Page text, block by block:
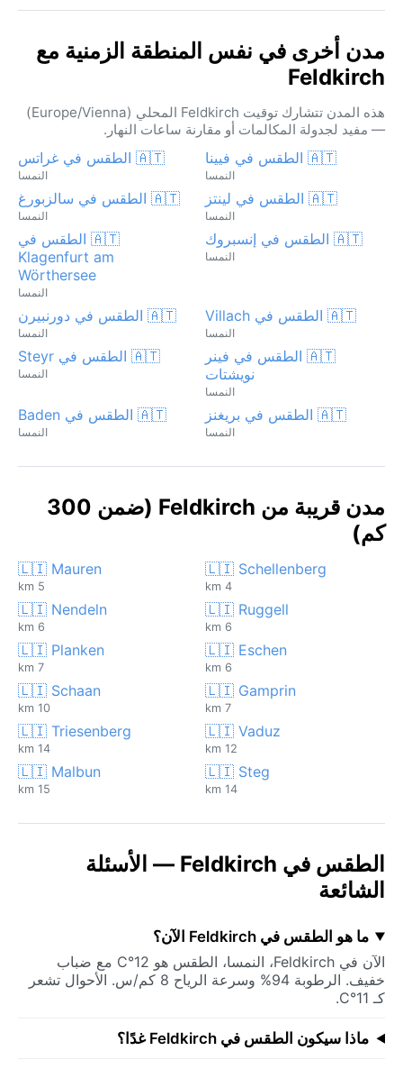
مدن أخرى في نفس المنطقة الزمنية مع
Feldkirch
هذه المدن تتشارك توقيت Feldkirch المحلي (Europe/Vienna)
— مفيد لجدولة المكالمات أو مقارنة ساعات النهار.
🇦🇹 الطقس في فيينا
النمسا
🇦🇹 الطقس في غراتس
النمسا
🇦🇹 الطقس في لينتز
النمسا
🇦🇹 الطقس في سالزبورغ
النمسا
🇦🇹 الطقس في إنسبروك
النمسا
🇦🇹 الطقس في
Klagenfurt am
Wörthersee
النمسا
🇦🇹 الطقس في Villach
النمسا
🇦🇹 الطقس في دورنبيرن
النمسا
🇦🇹 الطقس في فينر
نويشتات
النمسا
🇦🇹 الطقس في Steyr
النمسا
🇦🇹 الطقس في بريغنز
النمسا
🇦🇹 الطقس في Baden
النمسا
مدن قريبة من Feldkirch (ضمن 300
كم)
🇱🇮 Schellenberg
4 km
🇱🇮 Mauren
5 km
🇱🇮 Ruggell
6 km
🇱🇮 Nendeln
6 km
🇱🇮 Eschen
6 km
🇱🇮 Planken
7 km
🇱🇮 Gamprin
7 km
🇱🇮 Schaan
10 km
🇱🇮 Vaduz
12 km
🇱🇮 Triesenberg
14 km
🇱🇮 Steg
14 km
🇱🇮 Malbun
15 km
الطقس في Feldkirch — الأسئلة
الشائعة
ما هو الطقس في Feldkirch الآن؟
الآن في Feldkirch، النمسا، الطقس هو 12°C مع ضباب
خفيف. الرطوبة 94% وسرعة الرياح 8 كم/س. الأحوال تشعر
كـ 11°C.
ماذا سيكون الطقس في Feldkirch غدًا؟